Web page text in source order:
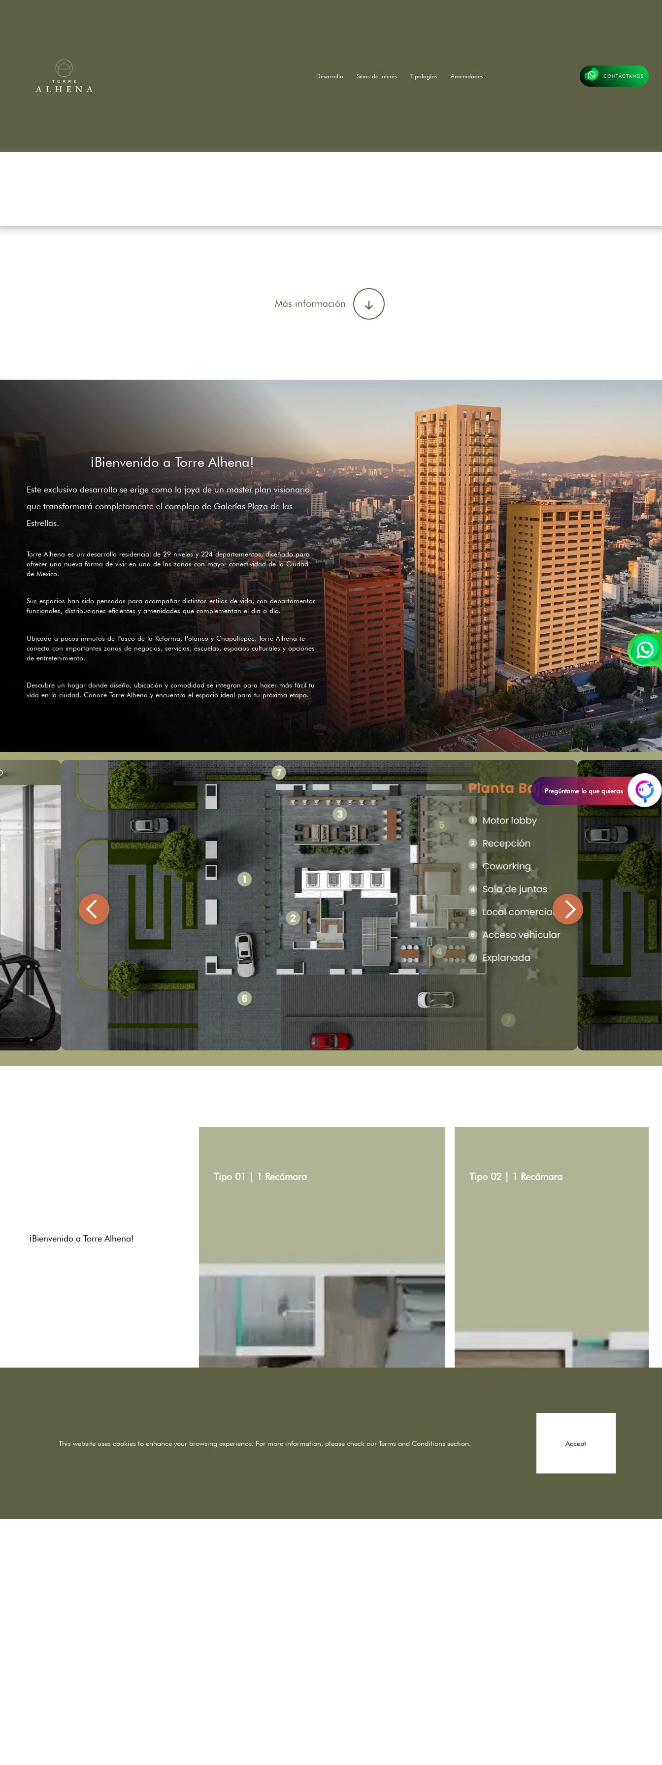
Desarrollo Sitios de interés Tipologías Amenidades CONTÁCTANOS
Más información
¡Bienvenido a Torre Alhena!
Este exclusivo desarrollo se erige como la joya de un master plan visionario
que transformará completamente el complejo de Galerías Plaza de las
Estrellas.
Torre Alhena es un desarrollo residencial de 29 niveles y 224 departamentos, diseñado para
ofrecer una nueva forma de vivir en una de las zonas con mayor conectividad de la Ciudad
de México.
Sus espacios han sido pensados para acompañar distintos estilos de vida, con departamentos
funcionales, distribuciones eficientes y amenidades que complementan el día a día.
Ubicada a pocos minutos de Paseo de la Reforma, Polanco y Chapultepec, Torre Alhena te
conecta con importantes zonas de negocios, servicios, escuelas, espacios culturales y opciones
de entretenimiento.
Descubre un hogar donde diseño, ubicación y comodidad se integran para hacer más fácil tu
vida en la ciudad. Conoce Torre Alhena y encuentra el espacio ideal para tu próxima etapa.
¡Bienvenido a Torre Alhena!
Tipo 02 | 1 Recámara
Tipo 01 | 1 Recámara Tipo 02 | 1 Recámara
This website uses cookies to enhance your browsing experience. For more information, please check our Terms and Conditions section. Accept